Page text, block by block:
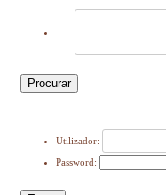
Procurar
Utilizador:
Password: